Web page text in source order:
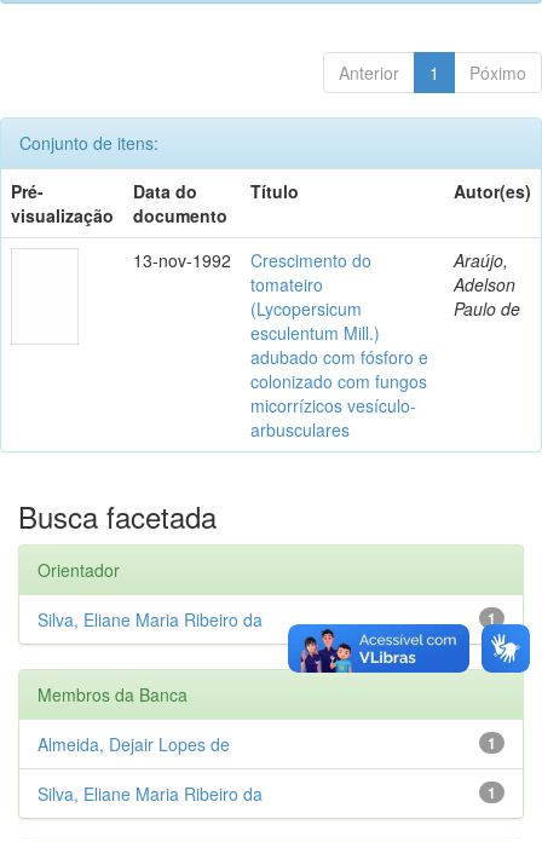
Anterior 1 Póximo
Conjunto de itens:
Pré-
visualização
Data do
documento
Título Autor(es)
13-nov-1992
Crescimento do
tomateiro
(Lycopersicum
esculentum Mill.)
adubado com fósforo e
colonizado com fungos
micorrízicos vesículo-
arbusculares
Araújo,
Adelson
Paulo de
Busca facetada
Orientador
1
Silva, Eliane Maria Ribeiro da
Membros da Banca
1
Almeida, Dejair Lopes de
1
Silva, Eliane Maria Ribeiro da